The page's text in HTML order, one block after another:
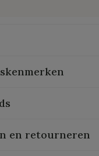
en retourneren